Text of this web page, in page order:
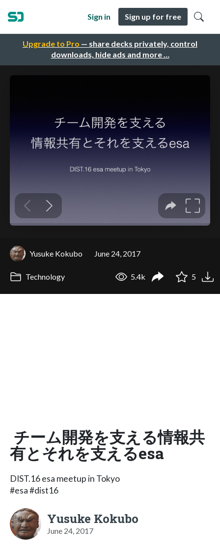
Upgrade to Pro — share decks privately, control
downloads, hide ads and more …
Sign in Sign up for free
Yusuke Kokubo June 24, 2017
Technology 5.4k 5
チーム開発を支える情報共
有とそれを支えるesa
DIST.16 esa meetup in Tokyo
#esa #dist16
Yusuke Kokubo
June 24, 2017